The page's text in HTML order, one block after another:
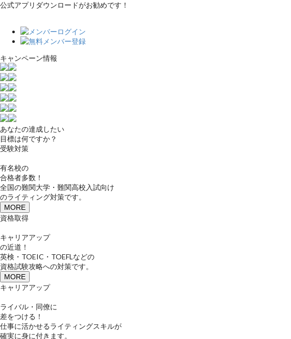
公式アプリダウンロードがお勧めです！
キャンペーン情報
あなたの達成したい
目標は何ですか？
受験対策
有名校の
合格者多数！
全国の難関大学・難関高校入試向け
のライティング対策です。
MORE
資格取得
キャリアアップ
の近道！
英検・TOEIC・TOEFLなどの
資格試験攻略への対策です。
MORE
キャリアアップ
ライバル・同僚に
差をつける！
仕事に活かせるライティングスキルが
確実に身に付きます。